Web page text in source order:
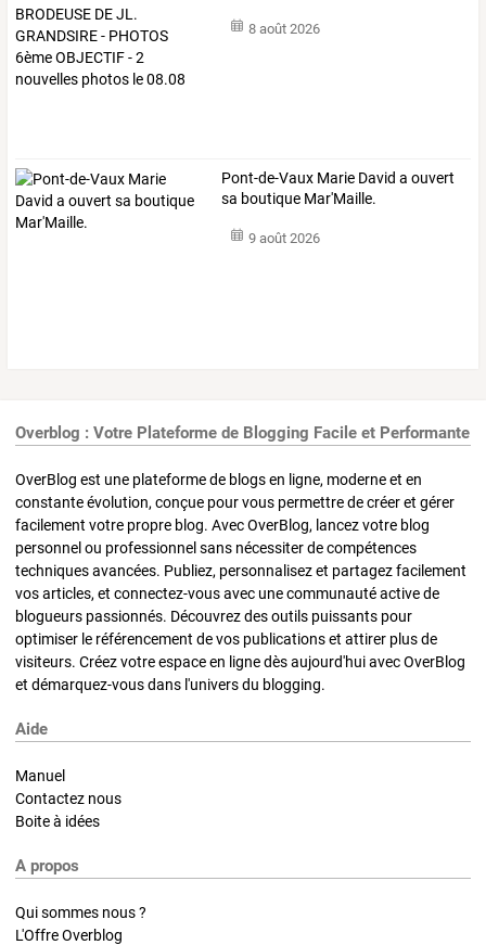
8 août 2026
Pont-de-Vaux Marie David a ouvert
sa boutique Mar'Maille.
9 août 2026
Overblog : Votre Plateforme de Blogging Facile et Performante
OverBlog est une plateforme de blogs en ligne, moderne et en
constante évolution, conçue pour vous permettre de créer et gérer
facilement votre propre blog. Avec OverBlog, lancez votre blog
personnel ou professionnel sans nécessiter de compétences
techniques avancées. Publiez, personnalisez et partagez facilement
vos articles, et connectez-vous avec une communauté active de
blogueurs passionnés. Découvrez des outils puissants pour
optimiser le référencement de vos publications et attirer plus de
visiteurs. Créez votre espace en ligne dès aujourd'hui avec OverBlog
et démarquez-vous dans l'univers du blogging.
Aide
Manuel
Contactez nous
Boite à idées
A propos
Qui sommes nous ?
L'Offre Overblog